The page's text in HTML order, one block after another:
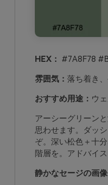
HEX： #7A8F78
雰囲気： 落ち着き
おすすめ用途： ウ
アーシーグリーン
思わせます。ダッ
ぞ。深い松色＋十
階層を。アドバイ
静かなセージの画